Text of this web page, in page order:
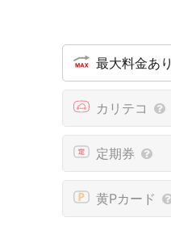
最大料金あり
カリテコ
定期券
黄Pカード